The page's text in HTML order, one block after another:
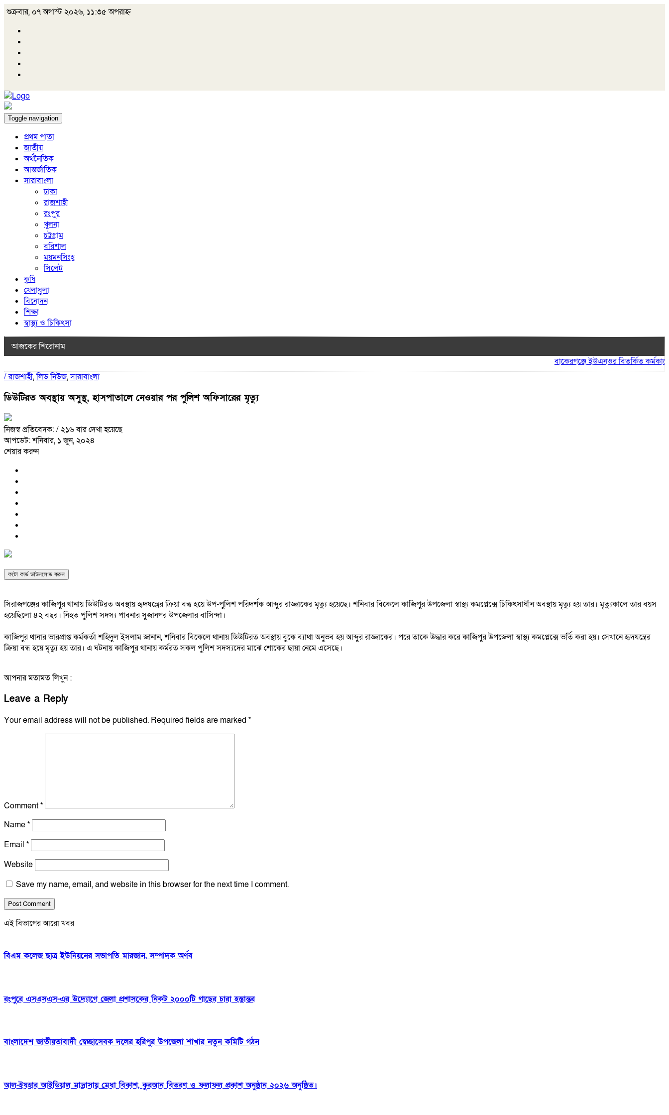
শুক্রবার, ০৭ অগাস্ট ২০২৬, ১১:৩৫ অপরাহ্ন
Toggle navigation
প্রথম পাতা
জাতীয়
অর্থনৈতিক
আন্তর্জাতিক
সারাবাংলা
ঢাকা
রাজশাহী
রংপুর
খুলনা
চট্টগ্রাম
বরিশাল
ময়মনসিংহ
সিলেট
কৃষি
খেলাধুলা
বিনোদন
শিক্ষা
স্বাস্থ্য ও চিকিৎসা
আজকের শিরোনাম
বাকেরগঞ্জে ইউএনওর বিতর্কিত কর্মকাণ্ডে
/রাজশাহী,লিড নিউজ,সারাবাংলা
ডিউটিরত অবস্থায় অসুস্থ, হাসপাতালে নেওয়ার পর পুলিশ অফিসারের মৃত্যু
নিজস্ব প্রতিবেদক:/ ২১৬ বার দেখা হয়েছে
আপডেট: শনিবার, ১ জুন, ২০২৪
শেয়ার করুন
ফটো কার্ড ডাউনলোড করুন
সিরাজগঞ্জের কাজিপুর থানায় ডিউটিরত অবস্থায় হৃদযন্ত্রের ক্রিয়া বন্ধ হয়ে উপ-পুলিশ পরিদর্শক আব্দুর রাজ্জাকের মৃত্যু হয়েছে। শনিবার বিকেলে কাজিপুর উপজেলা স্বাস্থ্য কমপ্লেক্সে চিকিৎসাধীন অবস্থায় মৃত্যু হয় তার। মৃত্যুকালে তার বয়স
হয়েছিলো ৪২ বছর। নিহত পুলিশ সদস্য পাবনার সুজানগর উপজেলার বাসিন্দা।
কাজিপুর থানার ভারপ্রাপ্ত কর্মকর্তা শহিদুল ইসলাম জানান, শনিবার বিকেলে থানায় ডিউটিরত অবস্থায় বুকে ব্যাথা অনুভব হয় আব্দুর রাজ্জাকের। পরে তাকে উদ্ধার করে কাজিপুর উপজেলা স্বাস্থ্য কমপ্লেক্সে ভর্তি করা হয়। সেখানে হৃদযন্ত্রের
ক্রিয়া বন্ধ হয়ে মৃত্যু হয় তার। এ ঘটনায় কাজিপুর থানায় কর্মরত সকল পুলিশ সদস্যদের মাঝে শোকের ছায়া নেমে এসেছে।
আপনার মতামত লিখুন :
Leave a Reply
Your email address will not be published. Required fields are marked *
Comment*
Name*
Email *
Website
Save my name, email, and website in this browser for the next time I comment.
এই বিভাগের আরো খবর
বিএম কলেজ ছাত্র ইউনিয়নের সভাপতি মারজান, সম্পাদক অর্ণব
রংপুরে এসএসএস-এর উদ্যোগে জেলা প্রশাসকের নিকট ২০০০টি গাছের চারা হস্তান্তর
বাংলাদেশ জাতীয়তাবাদী স্বেচ্ছাসেবক দলের হরিপুর উপজেলা শাখার নতুন কমিটি গঠন
আল-ইযহার আইডিয়াল মাদ্রাসায় মেধা বিকাশ, কুরআন বিতরণ ও ফলাফল প্রকাশ অনুষ্ঠান ২০২৬ অনুষ্ঠিত।